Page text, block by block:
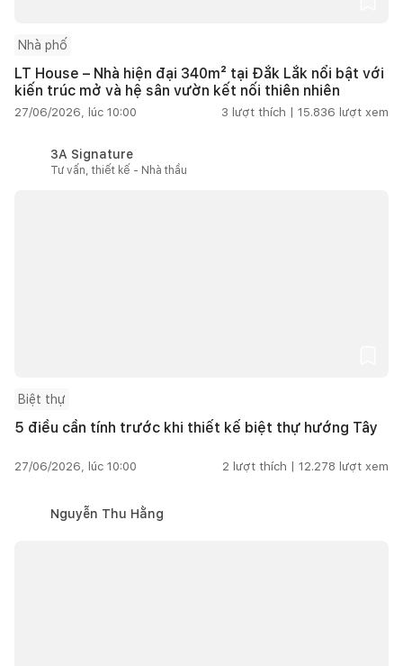
Nhà phố
LT House – Nhà hiện đại 340m² tại Đắk Lắk nổi bật với
kiến trúc mở và hệ sân vườn kết nối thiên nhiên
27/06/2026, lúc 10:00 3 lượt thích | 15.836 lượt xem
3A Signature
Tư vấn, thiết kế - Nhà thầu
Biệt thự
5 điều cần tính trước khi thiết kế biệt thự hướng Tây
27/06/2026, lúc 10:00 2 lượt thích | 12.278 lượt xem
Nguyễn Thu Hằng